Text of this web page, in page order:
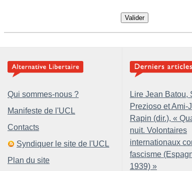
Valider
Qui sommes-nous ?
Manifeste de l'UCL
Contacts
Syndiquer le site de l'UCL
Plan du site
Lire Jean Batou,
Prezioso et Ami-
Rapin (dir.), «
nuit. Volontaires
internationaux
fascisme
1939) »